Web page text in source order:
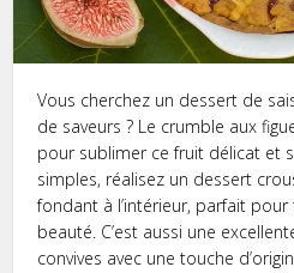
Vous cherchez un dessert de
de saveurs ? Le crumble aux
pour sublimer ce fruit délicat et
simples, réalisez un dessert
fondant à l’intérieur, parfait
beauté. C’est aussi une
convives avec une touche